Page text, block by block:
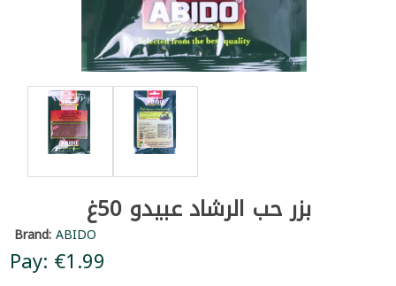
بزر حب الرشاد عبيدو 50غ
Brand:ABIDO
Pay: €1.99